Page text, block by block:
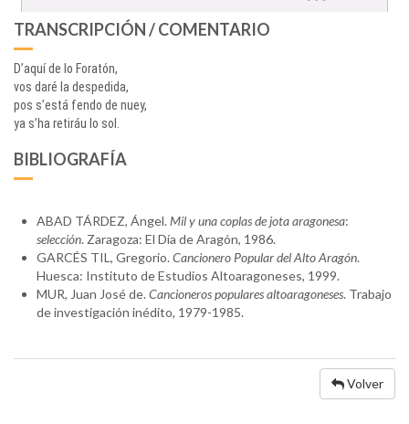
TRANSCRIPCIÓN / COMENTARIO
D’aquí de lo Foratón,
vos daré la despedida,
pos s’está fendo de nuey,
ya s’ha retiráu lo sol.
BIBLIOGRAFÍA
ABAD TÁRDEZ, Ángel. Mil y una coplas de jota aragonesa:
selección. Zaragoza: El Día de Aragón, 1986.
GARCÉS TIL, Gregorio. Cancionero Popular del Alto Aragón.
Huesca: Instituto de Estudios Altoaragoneses, 1999.
MUR, Juan José de. Cancioneros populares altoaragoneses. Trabajo
de investigación inédito, 1979-1985.
Volver